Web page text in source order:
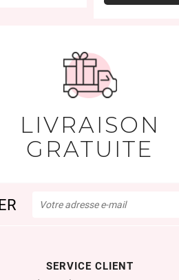
LIVRAISON
GRATUITE
SERVICE CLIENT